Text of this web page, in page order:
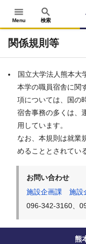
menu
Menu
search
検索
関係規則等
国立大学法人熊本大
本学の職員宿舎に関
項については、国の
宿舎事務の多くは、
用しています。
なお、本規則は就業
めることとされてい
お問い合わせ
施設企画課 施設
096-342-3160、
熊